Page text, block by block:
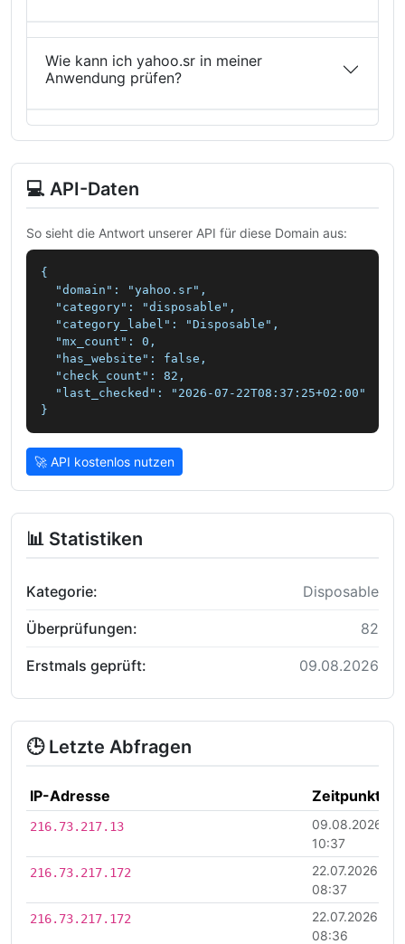
Wie kann ich yahoo.sr in meiner
Anwendung prüfen?
💻 API-Daten
So sieht die Antwort unserer API für diese Domain aus:
{
  "domain": "yahoo.sr",
  "category": "disposable",
  "category_label": "Disposable",
  "mx_count": 0,
  "has_website": false,
  "check_count": 82,
  "last_checked": "2026-07-22T08:37:25+02:00"
}
🚀 API kostenlos nutzen
📊 Statistiken
Kategorie: Disposable
Überprüfungen: 82
Erstmals geprüft: 09.08.2026
🕒 Letzte Abfragen
IP-Adresse Zeitpunkt
216.73.217.13
09.08.2026
10:37
216.73.217.172
22.07.2026
08:37
216.73.217.172
22.07.2026
08:36